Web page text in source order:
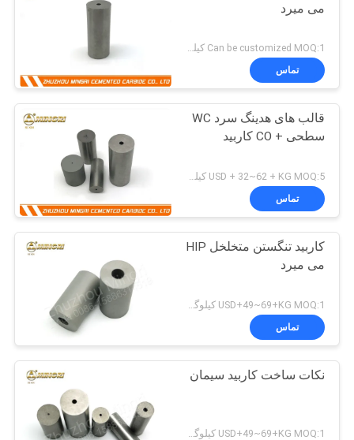
می میرد
Can be customized MOQ:1 کیلوگرم
تماس
قالب های هدینگ سرد WC
سطحی + CO کاربید
USD + 32~62 + KG MOQ:5 کیلوگرم
تماس
کاربید تنگستن متخلخل HIP
می میرد
USD+49~69+KG MOQ:1 کیلوگرم
تماس
نکات ساخت کاربید سیمان
USD+49~69+KG MOQ:1 کیلوگرم